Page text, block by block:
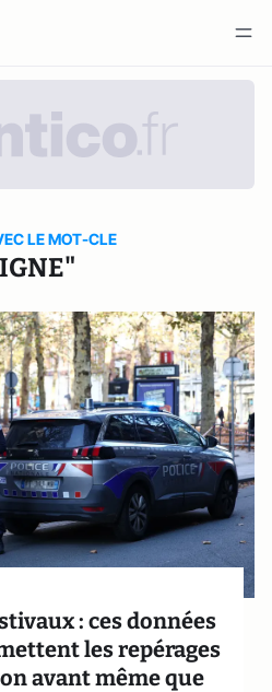
LE MOT-CLE
: ces données
les repérages
avant même que